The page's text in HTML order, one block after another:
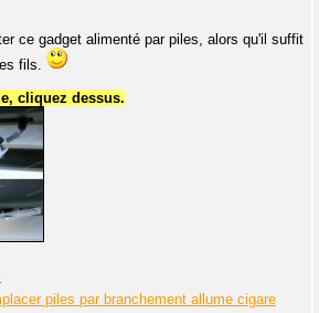
ce gadget alimenté par piles, alors qu'il suffit
fils.
cliquez dessus.
piles par branchement allume cigare